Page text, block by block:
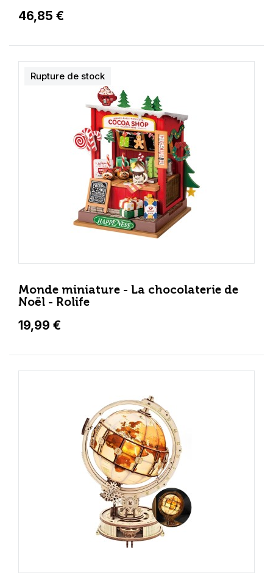
46,85 €
Monde miniature - La chocolaterie de
Noël - Rolife
19,99 €
Rupture de stock